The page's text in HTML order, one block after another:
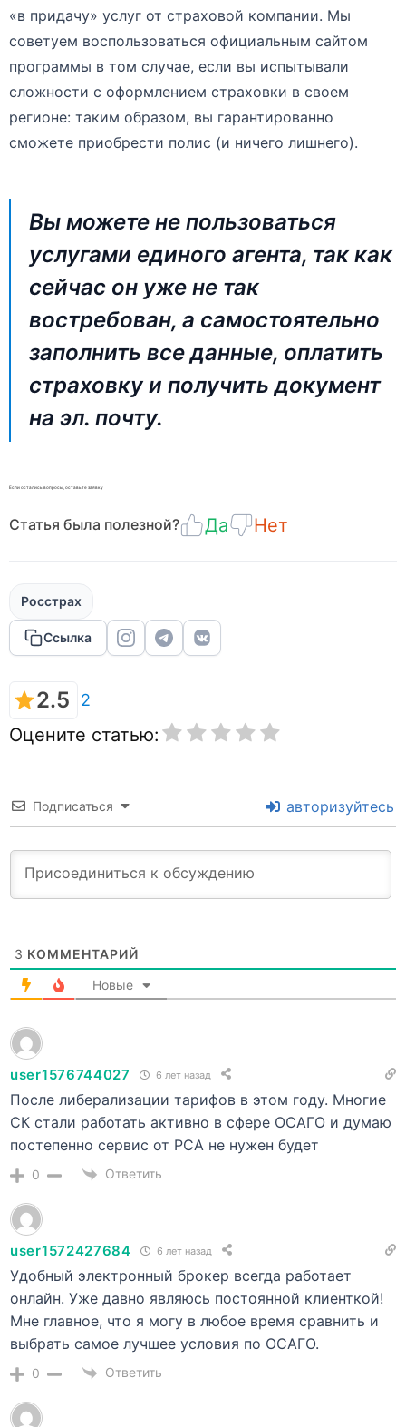
«в придачу» услуг от страховой компании. Мы
советуем воспользоваться официальным сайтом
программы в том случае, если вы испытывали
сложности с оформлением страховки в своем
регионе: таким образом, вы гарантированно
сможете приобрести полис (и ничего лишнего).
Вы можете не пользоваться
услугами единого агента, так как
сейчас он уже не так
востребован, а самостоятельно
заполнить все данные, оплатить
страховку и получить документ
на эл. почту.
Если остались вопросы, оставьте заявку
Статья была полезной? Да Нет
Росстрах
Ссылка
2.5 2
Оцените статью:
Подписаться авторизуйтесь
3 КОММЕНТАРИЙ
Новые
user1576744027 6 лет назад
После либерализации тарифов в этом году. Многие
СК стали работать активно в сфере ОСАГО и думаю
постепенно сервис от РСА не нужен будет
0 Ответить
user1572427684 6 лет назад
Удобный электронный брокер всегда работает
онлайн. Уже давно являюсь постоянной клиенткой!
Мне главное, что я могу в любое время сравнить и
выбрать самое лучшее условия по ОСАГО.
0 Ответить